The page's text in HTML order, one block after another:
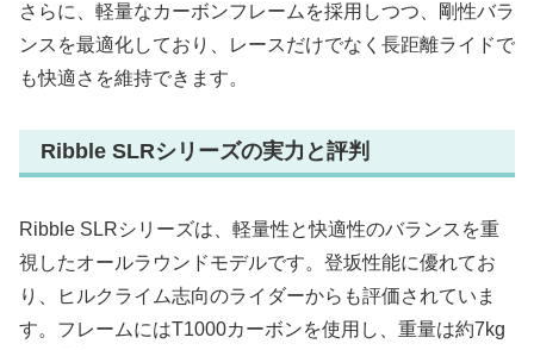
さらに、軽量なカーボンフレームを採用しつつ、剛性バラ
ンスを最適化しており、レースだけでなく長距離ライドで
も快適さを維持できます。
Ribble SLRシリーズの実力と評判
Ribble SLRシリーズは、軽量性と快適性のバランスを重
視したオールラウンドモデルです。登坂性能に優れてお
り、ヒルクライム志向のライダーからも評価されていま
す。フレームにはT1000カーボンを使用し、重量は約7kg